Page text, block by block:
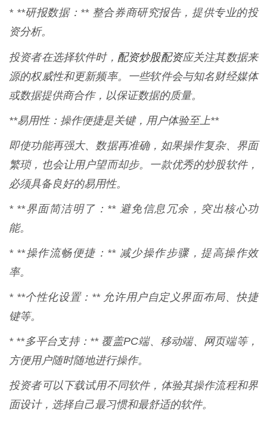
* **研报数据：** 整合券商研究报告，提供专业的投
资分析。
投资者在选择软件时， 配资炒股配资应关注其数据来
源的权威性和更新频率。一些软件会与知名财经媒体
或数据提供商合作，以保证数据的质量。
**易用性：操作便捷是关键，用户体验至上**
即使功能再强大、数据再准确，如果操作复杂、界面
繁琐，也会让用户望而却步。一款优秀的炒股软件，
必须具备良好的易用性。
* **界面简洁明了：** 避免信息冗余，突出核心功
能。
* **操作流畅便捷：** 减少操作步骤，提高操作效
率。
* **个性化设置：** 允许用户自定义界面布局、快捷
键等。
* **多平台支持：** 覆盖PC端、移动端、网页端等，
方便用户随时随地进行操作。
投资者可以下载试用不同软件，体验其操作流程和界
面设计，选择自己最习惯和最舒适的软件。